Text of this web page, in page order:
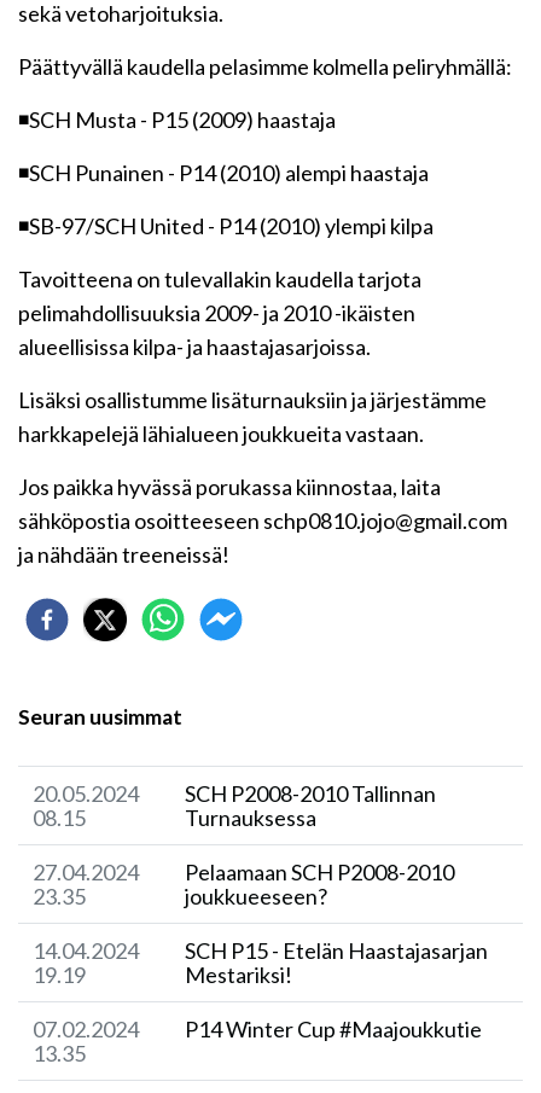
sekä vetoharjoituksia.
Päättyvällä kaudella pelasimme kolmella peliryhmällä:
◾SCH Musta - P15 (2009) haastaja
◾SCH Punainen - P14 (2010) alempi haastaja
◾SB-97/SCH United - P14 (2010) ylempi kilpa
Tavoitteena on tulevallakin kaudella tarjota
pelimahdollisuuksia 2009- ja 2010 -ikäisten
alueellisissa kilpa- ja haastajasarjoissa.
Lisäksi osallistumme lisäturnauksiin ja järjestämme
harkkapelejä lähialueen joukkueita vastaan.
Jos paikka hyvässä porukassa kiinnostaa, laita
sähköpostia osoitteeseen schp0810.jojo@gmail.com
ja nähdään treeneissä!
Seuran uusimmat
20.05.2024
08.15
SCH P2008-2010 Tallinnan
Turnauksessa
27.04.2024
23.35
​Pelaamaan SCH P2008-2010
joukkueeseen?
14.04.2024
19.19
SCH P15 - Etelän Haastajasarjan
Mestariksi!
07.02.2024
13.35
P14 Winter Cup #Maajoukkutie